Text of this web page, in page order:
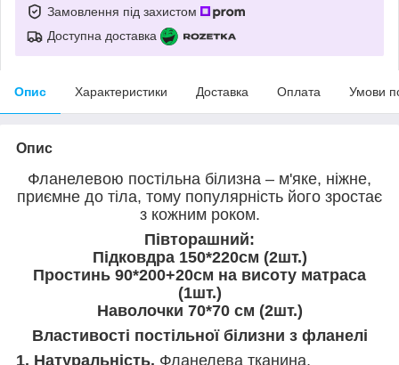
Замовлення під захистом
Доступна доставка
Опис Характеристики Доставка Оплата Умови
Опис
Фланелевою постільна білизна – м'яке, ніжне,
приємне до тіла, тому популярність його зростає
з кожним роком.
Півторашний:
Підковдра 150*220см (2шт.)
Простинь 90*200+20см на висоту матраса
(1шт.)
Наволочки 70*70 см (2шт.)
Властивості постільної білизни з фланелі
1. Натуральність. Фланелева тканина,